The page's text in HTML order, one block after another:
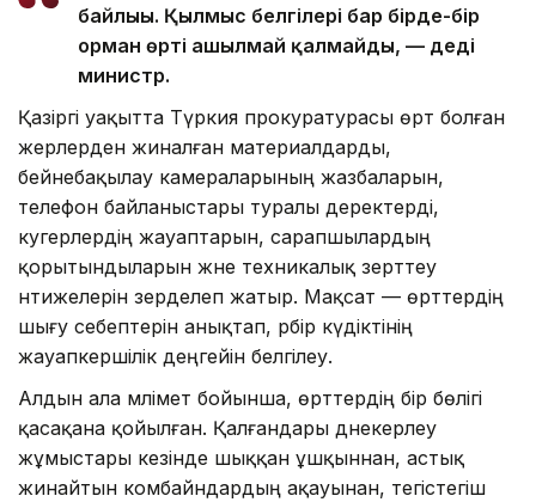
байлығы. Қылмыс белгілері бар бірде-бір
орман өрті ашылмай қалмайды, — деді
министр.
Қазіргі уақытта Түркия прокуратурасы өрт болған
жерлерден жиналған материалдарды,
бейнебақылау камераларының жазбаларын,
телефон байланыстары туралы деректерді,
куәгерлердің жауаптарын, сарапшылардың
қорытындыларын және техникалық зерттеу
нәтижелерін зерделеп жатыр. Мақсат — өрттердің
шығу себептерін анықтап, әрбір күдіктінің
жауапкершілік деңгейін белгілеу.
Алдын ала мәлімет бойынша, өрттердің бір бөлігі
қасақана қойылған. Қалғандары дәнекерлеу
жұмыстары кезінде шыққан ұшқыннан, астық
жинайтын комбайндардың ақауынан, тегістегіш